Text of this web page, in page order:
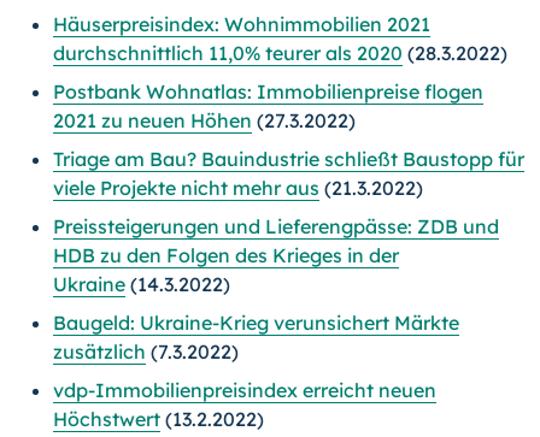
Häuserpreisindex: Wohnimmobilien 2021
durchschnittlich 11,0% teurer als 2020 (28.3.2022)
Postbank Wohnatlas: Immobilienpreise flogen
2021 zu neuen Höhen (27.3.2022)
Triage am Bau? Bauindustrie schließt Baustopp für
viele Projekte nicht mehr aus (21.3.2022)
Preissteigerungen und Lieferengpässe: ZDB und
HDB zu den Folgen des Krieges in der
Ukraine (14.3.2022)
Baugeld: Ukraine-Krieg verunsichert Märkte
zusätzlich (7.3.2022)
vdp-Immobilienpreisindex erreicht neuen
Höchstwert (13.2.2022)